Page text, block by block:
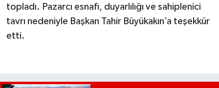
topladı. Pazarcı esnafı, duyarlılığı ve sahiplenici
tavrı nedeniyle Başkan Tahir Büyükakın’a teşekkür
etti.